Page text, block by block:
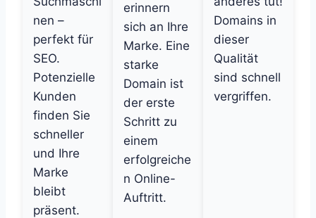
nen –
perfekt für
SEO.
Potenzielle
Kunden
finden Sie
schneller
und Ihre
Marke
bleibt
präsent.
erinnern
sich an Ihre
Marke. Eine
starke
Domain ist
der erste
Schritt zu
einem
erfolgreiche
n Online-
Auftritt.
Domains in
dieser
Qualität
sind schnell
vergriffen.